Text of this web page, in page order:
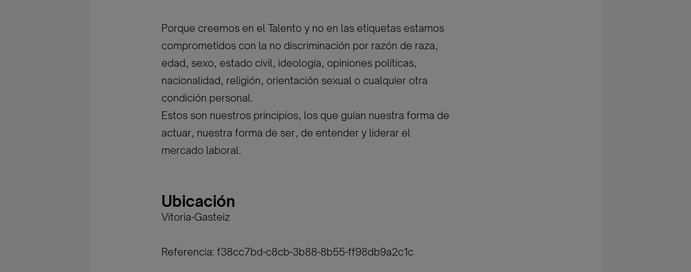
Porque creemos en el Talento y no en las etiquetas estamos
comprometidos con la no discriminación por razón de raza,
edad, sexo, estado civil, ideología, opiniones políticas,
nacionalidad, religión, orientación sexual o cualquier otra
condición personal.
Estos son nuestros principios, los que guían nuestra forma de
actuar, nuestra forma de ser, de entender y liderar el
mercado laboral.
Ubicación
Vitoria-Gasteiz
Referencia: f38cc7bd-c8cb-3b88-8b55-ff98db9a2c1c